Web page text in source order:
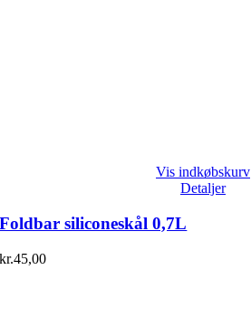
Vis indkøbskurv
Detaljer
Foldbar siliconeskål 0,7L
kr.45,00